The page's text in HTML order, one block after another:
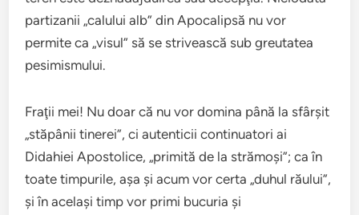
partizanii „calului alb” din Apocalipsă nu vor
permite ca „visul” să se strivească sub greutatea
pesimismului.
Fraţii mei! Nu doar că nu vor domina până la sfârşit
„stăpânii tinerei”, ci autenticii continuatori ai
Didahiei Apostolice, „primită de la strămoşi”; ca în
toate timpurile, aşa şi acum vor certa „duhul răului”,
şi în acelaşi timp vor primi bucuria şi